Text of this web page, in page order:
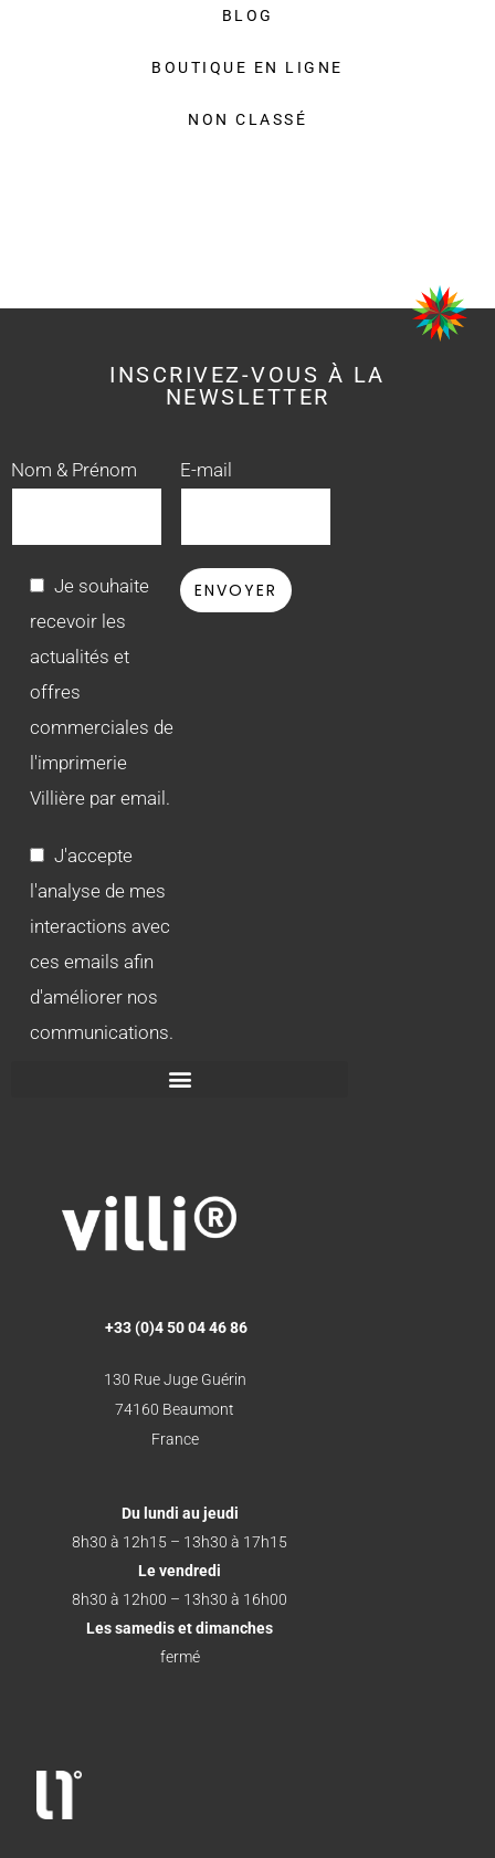
BLOG
BOUTIQUE EN LIGNE
NON CLASSÉ
INSCRIVEZ-VOUS À LA
NEWSLETTER
Nom & Prénom E-mail
Je souhaite
recevoir les
actualités et
offres
commerciales de
l'imprimerie
Villière par email.
J'accepte
l'analyse de mes
interactions avec
ces emails afin
d'améliorer nos
communications.
+33 (0)4 50 04 46 86
130 Rue Juge Guérin
74160 Beaumont
France
Du lundi au jeudi
8h30 à 12h15 – 13h30 à 17h15
Le vendredi
8h30 à 12h00 – 13h30 à 16h00
Les samedis et dimanches
fermé